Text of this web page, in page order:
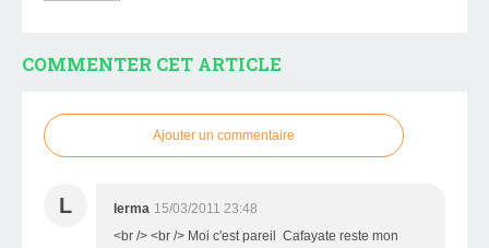
COMMENTER CET ARTICLE
Ajouter un commentaire
L lerma 15/03/2011 23:48
<br /> <br /> Moi c'est pareil Cafayate reste mon